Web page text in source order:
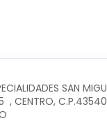
SAN
, CENTRO,